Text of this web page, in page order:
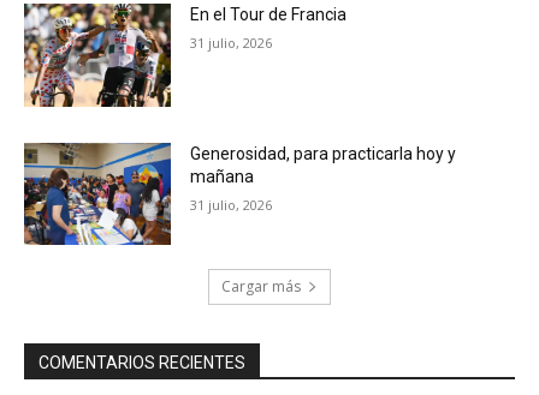
En el Tour de Francia
31 julio, 2026
Generosidad, para practicarla hoy y
mañana
31 julio, 2026
Cargar más
COMENTARIOS RECIENTES